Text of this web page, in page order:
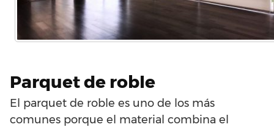
Parquet de roble
El parquet de roble es uno de los más
comunes porque el material combina el